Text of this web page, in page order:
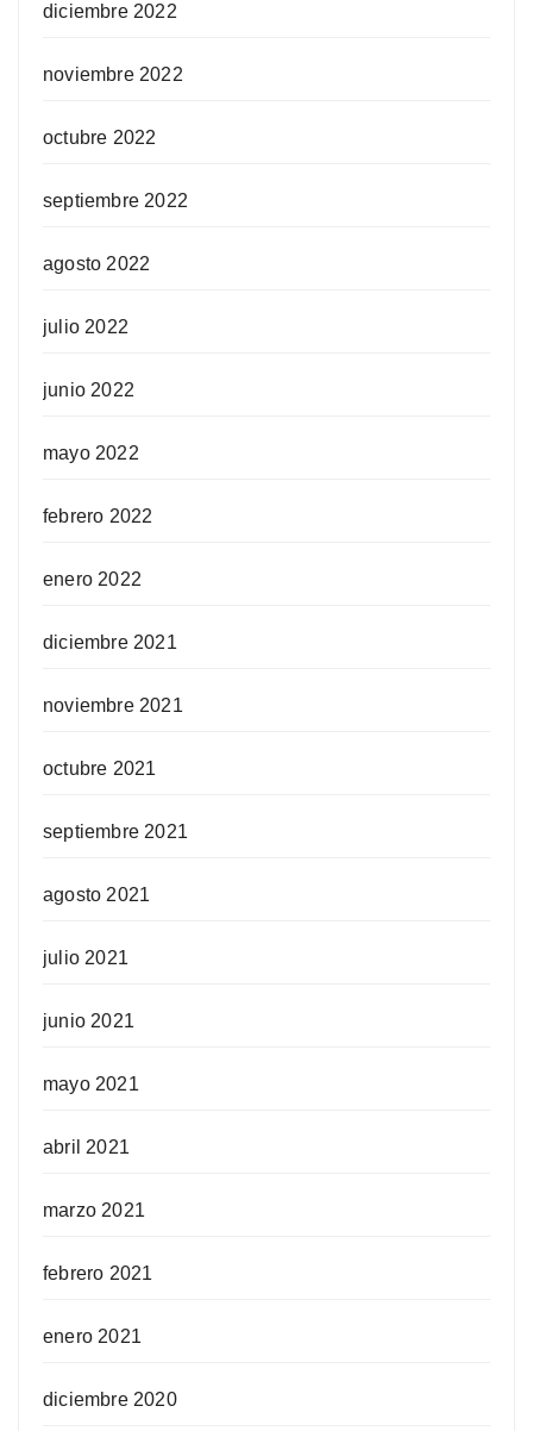
diciembre 2022
noviembre 2022
octubre 2022
septiembre 2022
agosto 2022
julio 2022
junio 2022
mayo 2022
febrero 2022
enero 2022
diciembre 2021
noviembre 2021
octubre 2021
septiembre 2021
agosto 2021
julio 2021
junio 2021
mayo 2021
abril 2021
marzo 2021
febrero 2021
enero 2021
diciembre 2020